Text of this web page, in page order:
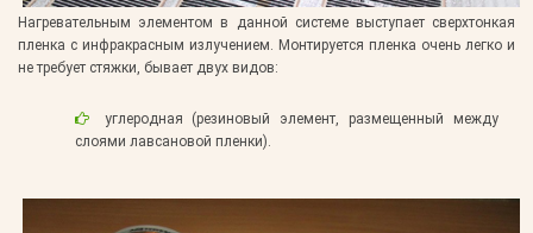
Нагревательным элементом в данной системе выступает сверхтонкая
пленка с инфракрасным излучением. Монтируется пленка очень легко и
не требует стяжки, бывает двух видов:
углеродная (резиновый элемент, размещенный между
слоями лавсановой пленки).